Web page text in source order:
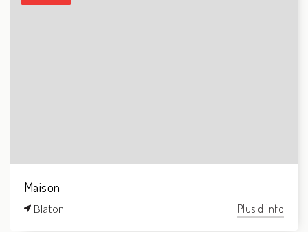
Maison
Blaton Plus d'info